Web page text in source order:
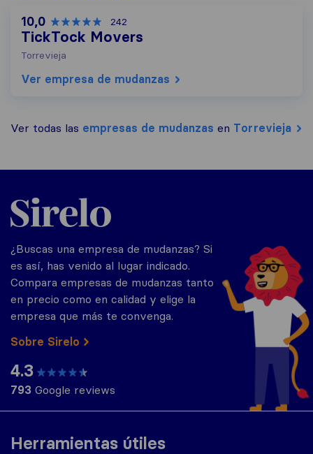
10,0 242
TickTock Movers
Torrevieja
Ver empresa de mudanzas
Ver todas las empresas de mudanzas en Torrevieja
Herramientas útiles
Sirelo.es
¿Buscas una empresa de mudanzas? Si
es así, has venido al lugar indicado.
Compara empresas de mudanzas tanto
en precio como en calidad y elige la
empresa que más te convenga.
Sobre Sirelo
4.3
793 Google reviews